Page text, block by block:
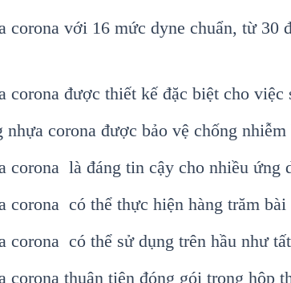
với 16 mức dyne chuẩn, từ 30
được thiết kế đặc biệt cho
corona được bảo vệ chống nhiễm
corona là đáng tin cậy cho nhiều
corona có thể thực hiện hàng trăm
có thể sử dụng trên hầu như
thuận tiện đóng gói trong hộp